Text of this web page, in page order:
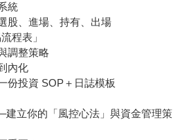
統
股、進場、持有、出場
程表」
調整策略
內化
份投資 SOP＋日誌模板
立你的「風控心法」與資金管理策